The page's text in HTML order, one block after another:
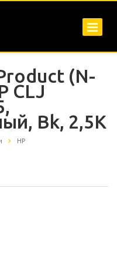
(N-
CLJ
Bk, 2,5K
HP